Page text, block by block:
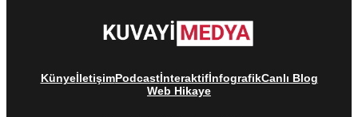
KünyeİletişimPodcastİnteraktifİnfografikCanlı Blog
Web Hikaye